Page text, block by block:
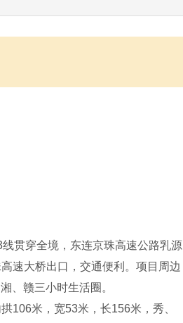
贯穿全境，东连京珠高速公路乳源
速大桥出口，交通便利。项目周边
、赣三小时生活圈。
106米，宽53米，长156米，秀、